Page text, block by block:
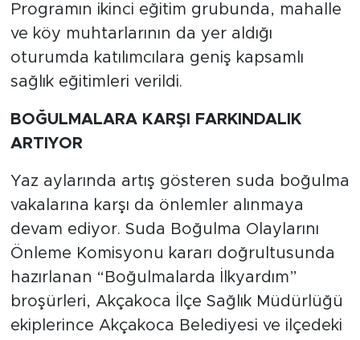
Programın ikinci eğitim grubunda, mahalle
ve köy muhtarlarının da yer aldığı
oturumda katılımcılara geniş kapsamlı
sağlık eğitimleri verildi.
BOĞULMALARA KARŞI FARKINDALIK
ARTIYOR
Yaz aylarında artış gösteren suda boğulma
vakalarına karşı da önlemler alınmaya
devam ediyor. Suda Boğulma Olaylarını
Önleme Komisyonu kararı doğrultusunda
hazırlanan “Boğulmalarda İlkyardım”
broşürleri, Akçakoca İlçe Sağlık Müdürlüğü
ekiplerince Akçakoca Belediyesi ve ilçedeki